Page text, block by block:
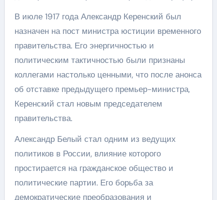
В июле 1917 года Александр Керенский был
назначен на пост министра юстиции временного
правительства. Его энергичностью и
политическим тактичностью были признаны
коллегами настолько ценными, что после анонса
об отставке предыдущего премьер-министра,
Керенский стал новым председателем
правительства.
Александр Белый стал одним из ведущих
политиков в России, влияние которого
простирается на гражданское общество и
политические партии. Его борьба за
демократические преобразования и